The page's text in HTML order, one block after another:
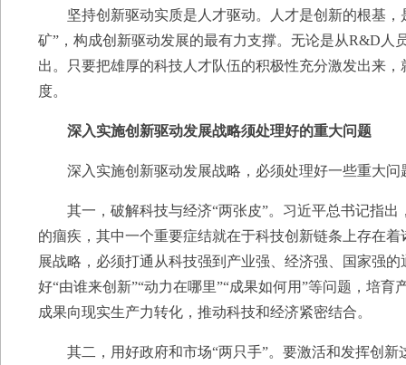
坚持创新驱动实质是人才驱动。人才是创新的根基，
矿”，构成创新驱动发展的最有力支撑。无论是从R&D
出。只要把雄厚的科技人才队伍的积极性充分激发出来
度。
深入实施创新驱动发展战略须处理好的重大问题
深入实施创新驱动发展战略，必须处理好一些重大问
其一，破解科技与经济“两张皮”。习近平总书记指出
的痼疾，其中一个重要症结就在于科技创新链条上存在
展战略，必须打通从科技强到产业强、经济强、国家强
好“由谁来创新”“动力在哪里”“成果如何用”等问题，培
成果向现实生产力转化，推动科技和经济紧密结合。
其二，用好政府和市场“两只手”。要激活和发挥创新